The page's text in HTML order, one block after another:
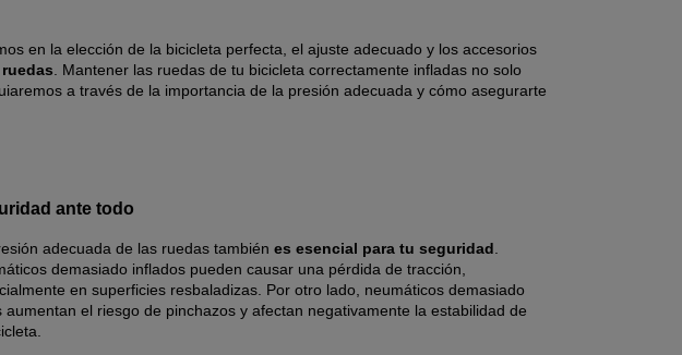
en la elección de la bicicleta perfecta, el ajuste adecuado y los accesorios
. Mantener las ruedas de tu bicicleta correctamente infladas no solo
a través de la importancia de la presión adecuada y cómo asegurarte
ante todo
adecuada de las ruedas también es esencial para tu seguridad.
demasiado inflados pueden causar una pérdida de tracción,
en superficies resbaladizas. Por otro lado, neumáticos demasiado
aumentan el riesgo de pinchazos y afectan negativamente la estabilidad de